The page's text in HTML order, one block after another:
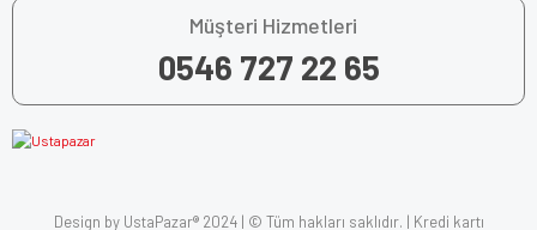
Müşteri Hizmetleri
0546 727 22 65
Design by UstaPazar® 2024 | © Tüm hakları saklıdır. | Kredi kartı